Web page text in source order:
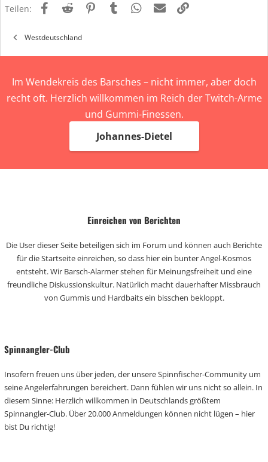
Teilen: FacebookReddit PinterestTumblr WhatsApp
E-Mail
Westdeutschland
Im Wendekreis des Barsches – nicht immer, aber doch
recht oft. Herzlich willkommen im Reich der Twitch-Arme
und Gummi-Finessen.
Johannes-Dietel
Einreichen von Berichten
Die User dieser Seite beteiligen sich im Forum und können auch Berichte
für die Startseite einreichen, so dass hier ein bunter Angel-Kosmos
entsteht. Wir Barsch-Alarmer stehen für Meinungsfreiheit und eine
freundliche Diskussionskultur. Natürlich macht dauerhafter Missbrauch
von Gummis und Hardbaits ein bisschen bekloppt.
Spinnangler-Club
Insofern freuen uns über jeden, der unsere Spinnfischer-Community um
seine Angelerfahrungen bereichert. Dann fühlen wir uns nicht so allein. In
diesem Sinne: Herzlich willkommen in Deutschlands größtem
Spinnangler-Club. Über 20.000 Anmeldungen können nicht lügen – hier
bist Du richtig!